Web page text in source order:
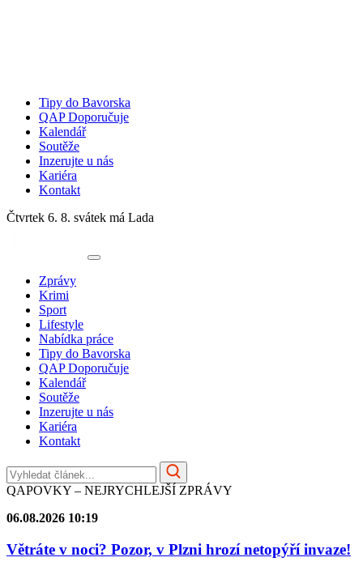
Tipy do Bavorska
QAP Doporučuje
Kalendář
Soutěže
Inzerujte u nás
Kariéra
Kontakt
Čtvrtek 6. 8. svátek má Lada
Zprávy
Krimi
Sport
Lifestyle
Nabídka práce
Tipy do Bavorska
QAP Doporučuje
Kalendář
Soutěže
Inzerujte u nás
Kariéra
Kontakt
QAPOVKY – NEJRYCHLEJŠÍ ZPRÁVY
06.08.2026 10:19
Větráte v noci? Pozor, v Plzni hrozí netopýří invaze!